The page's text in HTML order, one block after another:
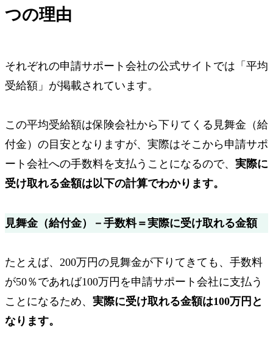
つの理由
それぞれの申請サポート会社の公式サイトでは「平均
受給額」が掲載されています。
この平均受給額は保険会社から下りてくる見舞金（給
付金）の目安となりますが、実際はそこから申請サポ
ート会社への手数料を支払うことになるので、 実際に
受け取れる金額は以下の計算でわかります。
見舞金（給付金）－手数料＝実際に受け取れる金額
たとえば、200万円の見舞金が下りてきても、手数料
が50％であれば100万円を申請サポート会社に支払う
ことになるため、 実際に受け取れる金額は100万円と
なります。